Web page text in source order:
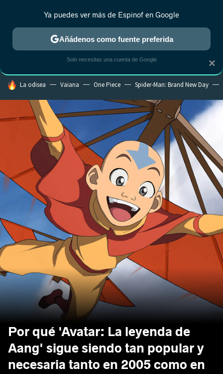
ESTRENOS REALITY ANIME RANKINGS CINE
HOY SE HABLA DE
La odisea Vaiana One Piece Spider-Man: Brand New Day
Por qué 'Avatar: La leyenda de
Aang' sigue siendo tan popular y
necesaria tanto en 2005 como en
×
Ya puedes ver más de Espinof en Google
Añádenos como fuente preferida
Solo necesitas una cuenta de Google